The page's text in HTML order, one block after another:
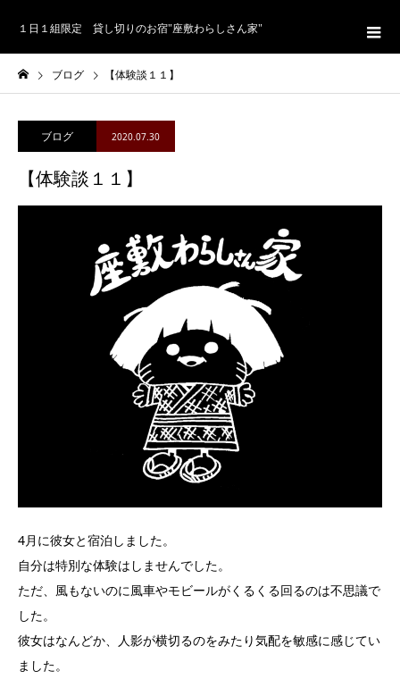
１日１組限定 貸し切りのお宿"座敷わらしさん家"
ブログ 【体験談１１】
ブログ 2020.07.30
【体験談１１】
4月に彼女と宿泊しました。
自分は特別な体験はしませんでした。
ただ、風もないのに風車やモビールがくるくる回るのは不思議で
した。
彼女はなんどか、人影が横切るのをみたり気配を敏感に感じてい
ました。